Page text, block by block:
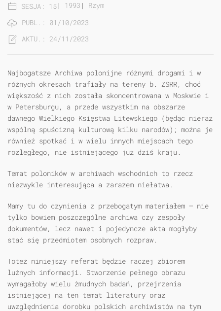
Najbogatsze Archiwa polonijne różnymi drogami i w
różnych okresach trafiały na tereny b. ZSRR, choć
większość z nich została skoncentrowana w Moskwie i
w Petersburgu, a przede wszystkim na obszarze
dawnego Wielkiego Księstwa Litewskiego (będąc nieraz
wspólną spuścizną kulturową kilku narodów); można je
również spotkać i w wielu innych miejscach tego
rozległego, nie istniejącego już dziś kraju.
Temat poloników w archiwach wschodnich to rzecz
niezwykle interesująca a zarazem niełatwa.
Mamy tu do czynienia z przebogatym materiałem — nie
tylko bowiem poszczególne archiwa czy zespoły
dokumentów, lecz nawet i pojedyncze akta mogłyby
stać się przedmiotem osobnych rozpraw.
Toteż niniejszy referat będzie raczej zbiorem
luźnych informacji. Stworzenie pełnego obrazu
wymagałoby wielu żmudnych badań, przejrzenia
istniejącej na ten temat literatury oraz
uwzględnienia dorobku polskich archiwistów na tym
SESJA: 15| 1993 | Rzym
PUBL.: 01/10/2023
AKTU.: 24/11/2023